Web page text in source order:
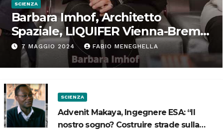
SCIENZA
Barbara Imhof, Architetto
Spaziale, LIQUIFER Vienna-Brema:
“Progettiamo habitat per lo
Spazio”
7 MAGGIO 2024 FABIO MENEGHELLA
SCIENZA
Advenit Makaya, Ingegnere ESA: “Il
nostro sogno? Costruire strade sulla